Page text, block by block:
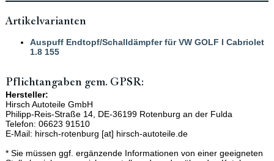
Artikelvarianten
Auspuff Endtopf/Schalldämpfer für VW GOLF I Cabriolet
1.8 155
Pflichtangaben gem. GPSR:
Hersteller:
Hirsch Autoteile GmbH
Philipp-Reis-Straße 14, DE-36199 Rotenburg an der Fulda
Telefon: 06623 91510
E-Mail: hirsch-rotenburg [at] hirsch-autoteile.de
* Sie müssen ggf. ergänzende Informationen von einer geeigneten